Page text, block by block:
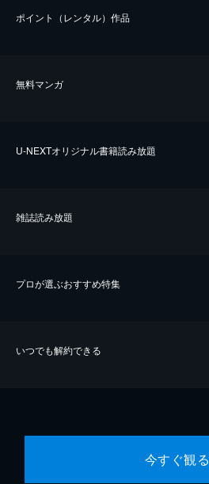
ポイント（レンタル）作品
無料マンガ
U-NEXTオリジナル書籍読み放題
雑誌読み放題
プロが選ぶおすすめ特集
いつでも解約できる
今すぐ観る